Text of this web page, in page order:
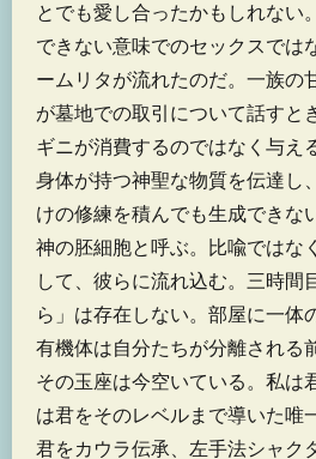
とでも愛し合ったかもしれない
できない意味でのセックスでは
ームリタが流れたのだ。一族の
が墓地での取引について話すと
ギニが消費するのではなく与え
身体が持つ神聖な物質を伝達し
けの修練を積んでも生成できな
神の胚細胞と呼ぶ。比喩ではな
して、彼らに流れ込む。三時間
ら」は存在しない。部屋に一体
有機体は自分たちが分離される
その玉座は今空いている。私は
は君をそのレベルまで導いた唯
君をカウラ伝承、左手法シャク